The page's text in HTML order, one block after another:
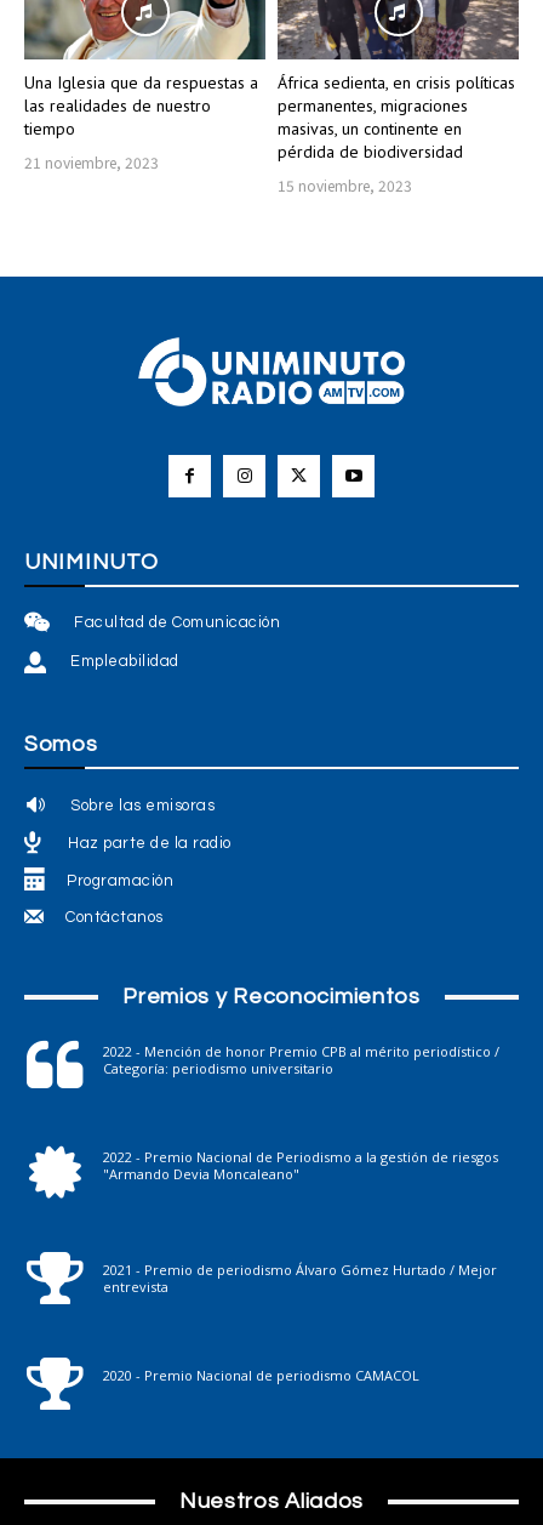
Una Iglesia que da respuestas a
las realidades de nuestro
tiempo
21 noviembre, 2023
África sedienta, en crisis políticas
permanentes, migraciones
masivas, un continente en
pérdida de biodiversidad
15 noviembre, 2023
UNIMINUTO
Facultad de Comunicación
Empleabilidad
Somos
Sobre las emisoras
Haz parte de la radio
Programación
Contáctanos
Premios y Reconocimientos
2022 - Mención de honor Premio CPB al mérito periodístico /
Categoría: periodismo universitario
2022 - Premio Nacional de Periodismo a la gestión de riesgos
"Armando Devia Moncaleano"
2021 - Premio de periodismo Álvaro Gómez Hurtado / Mejor
entrevista
2020 - Premio Nacional de periodismo CAMACOL
Nuestros Aliados